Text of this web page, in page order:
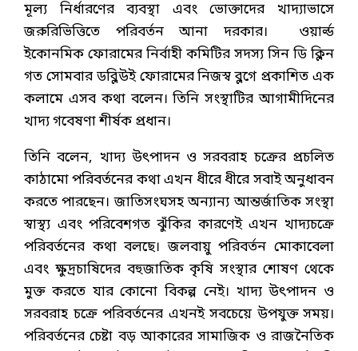
মূল্য নির্ধারণের ব্যবস্থা এবং ভোক্তাদের খাদ্যাভাসে
জরুরিভিত্তিতে পরিবর্তন আনা দরকার। ওয়ার্ল্ড
ইকোনমিক ফোরামের নির্বাহী কমিটির সদস্য সিন ডি ক্লিন
গত সোমবার ডব্লিউই ফোরামের নিজস্ব ব্লগে প্রকাশিত এক
কলামে এসব কথা বলেন। তিনি সংস্থাটির আগামীদিনের
খাদ্য গবেষণা শীর্ষক প্রধান।
তিনি বলেন, খাদ্য উৎপাদন ও সরবরাহ চক্রের প্রচলিত
কাঠামো পরিবর্তনের কথা এখন ধীরে ধীরে সবাই অনুধাবন
করতে পারছেন। জাতিসংঘসহ অন্যান্য আন্তর্জাতিক সংস্থা
স্বাস্থ্য এবং পরিবেশগত ঝুঁকির কারণেই এখন খাদ্যচক্রে
পরিবর্তনের কথা বলছে। জলবায়ু পরিবর্তন মোকাবেলা
এবং ক্ষুদ্রচাষিদের বহুজাতিক কৃষি সংস্থার শোষণ থেকে
মুক্ত করতে যার কোনো বিকল্প নেই। খাদ্য উৎপাদন ও
সরবরাহ চক্রে পরিবর্তনের এখনই সবচেয়ে উপযুক্ত সময়।
পরিবর্তনের চেষ্টা বড় আকারের সামাজিক ও রাজনৈতিক